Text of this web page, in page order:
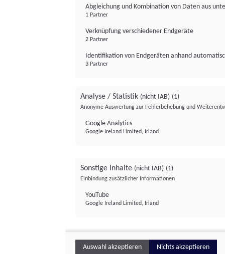
Abgleichung und Kombination von Daten aus
1 Partner
Verknüpfung verschiedener Endgeräte
2 Partner
Identifikation von Endgeräten anhand
3 Partner
Analyse / Statistik (nicht IAB) (1)
Anonyme Auswertung zur Fehlerbehebung und
Google Analytics
Google Ireland Limited, Irland
Sonstige Inhalte (nicht IAB) (1)
Einbindung zusätzlicher Informationen
YouTube
Google Ireland Limited, Irland
Auswahl akzeptieren Nichts akzeptieren